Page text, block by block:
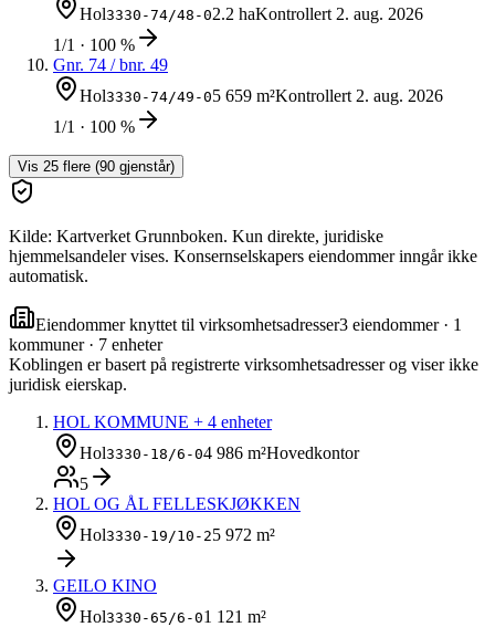
Hol3330-74/48-02.2 haKontrollert 2. aug. 2026
1/1 · 100 %
Gnr. 74 / bnr. 49
Hol3330-74/49-05 659 m²Kontrollert 2. aug. 2026
1/1 · 100 %
Vis 25 flere (90 gjenstår)
Kilde: Kartverket Grunnboken. Kun direkte, juridiske
hjemmelsandeler vises. Konsernselskapers eiendommer inngår ikke
automatisk.
Eiendommer knyttet til virksomhetsadresser3 eiendommer · 1
kommuner · 7 enheter
Koblingen er basert på registrerte virksomhetsadresser og viser ikke
juridisk eierskap.
HOL KOMMUNE + 4 enheter
Hol3330-18/6-04 986 m²Hovedkontor
5
HOL OG ÅL FELLESKJØKKEN
Hol3330-19/10-25 972 m²
GEILO KINO
Hol3330-65/6-01 121 m²